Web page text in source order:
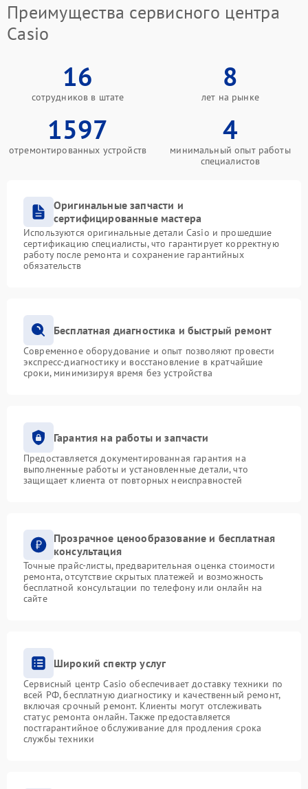
Преимущества сервисного центра
Casio
16
сотрудников в штате
8
лет на рынке
1597
отремонтированных устройств
4
минимальный опыт работы
специалистов
Оригинальные запчасти и
сертифицированные мастера
Используются оригинальные детали Casio и прошедшие
сертификацию специалисты, что гарантирует корректную
работу после ремонта и сохранение гарантийных
обязательств
Бесплатная диагностика и быстрый ремонт
Современное оборудование и опыт позволяют провести
экспресс-диагностику и восстановление в кратчайшие
сроки, минимизируя время без устройства
Гарантия на работы и запчасти
Предоставляется документированная гарантия на
выполненные работы и установленные детали, что
защищает клиента от повторных неисправностей
Прозрачное ценообразование и бесплатная
консультация
Точные прайс-листы, предварительная оценка стоимости
ремонта, отсутствие скрытых платежей и возможность
бесплатной консультации по телефону или онлайн на
сайте
Широкий спектр услуг
Сервисный центр Casio обеспечивает доставку техники по
всей РФ, бесплатную диагностику и качественный ремонт,
включая срочный ремонт. Клиенты могут отслеживать
статус ремонта онлайн. Также предоставляется
постгарантийное обслуживание для продления срока
службы техники